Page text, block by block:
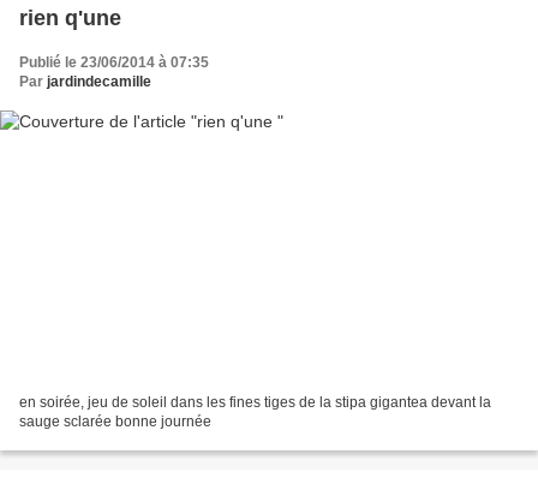
rien q'une
Publié le 23/06/2014 à 07:35
Par jardindecamille
en soirée, jeu de soleil dans les fines tiges de la stipa gigantea devant la
sauge sclarée bonne journée